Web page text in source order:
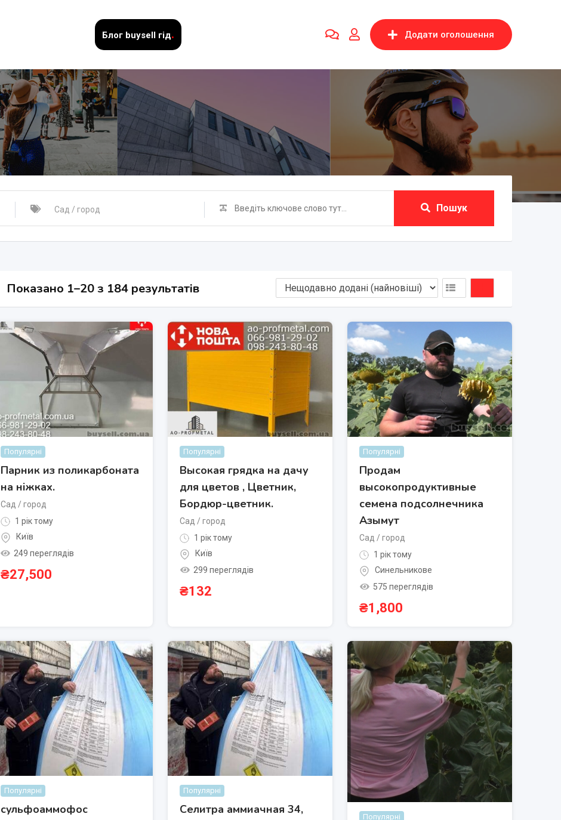
Блог buysell гід. Додати оголошення
Пошук
Показано 1–20 з 184 результатів
Популярні
Парник из поликарбоната
на ніжках.
Сад / город
1 рік тому
Київ
249 переглядів
₴27,500
Популярні
Высокая грядка на дачу
для цветов , Цветник,
Бордюр-цветник.
Сад / город
1 рік тому
Київ
299 переглядів
₴132
Популярні
Продам
высокопродуктивные
семена подсолнечника
Азымут
Сад / город
1 рік тому
Синельникове
575 переглядів
₴1,800
Популярні
сульфоаммофос
Популярні
Селитра аммиачная 34,
Популярні